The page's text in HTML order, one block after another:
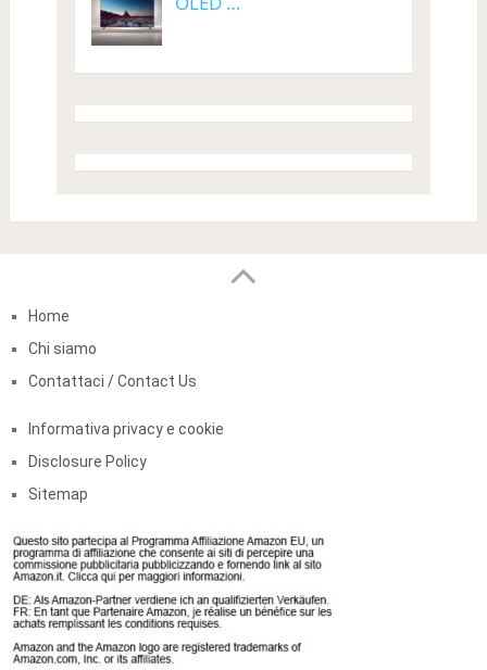
Home
Chi siamo
Contattaci / Contact Us
Informativa privacy e cookie
Disclosure Policy
Sitemap